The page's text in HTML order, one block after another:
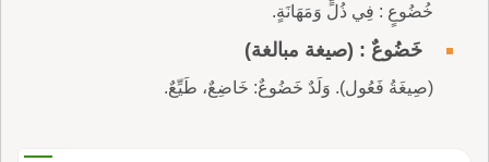
خُضُوعٍ : فِي ذُلٍّ وَمَهَانَةٍ.
خَضُوعٌ : (صيغة مبالغة)
(صِيغَةُ فَعُول). وَلَدٌ خَضُوعٌ: خَاضِعٌ، طَيِّعٌ.